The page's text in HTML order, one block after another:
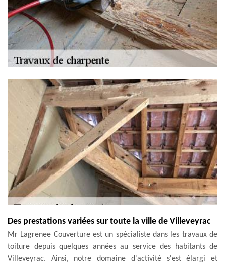
Des prestations variées sur toute la ville de Villeveyrac
Mr Lagrenee Couverture est un spécialiste dans les travaux de
toiture depuis quelques années au service des habitants de
Villeveyrac. Ainsi, notre domaine d'activité s'est élargi et